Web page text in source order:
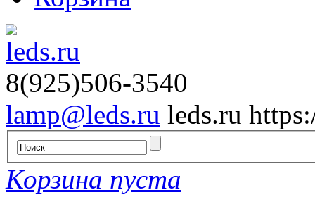
8(925)506-3540
lamp@leds.ru leds.ru
Корзина пуста